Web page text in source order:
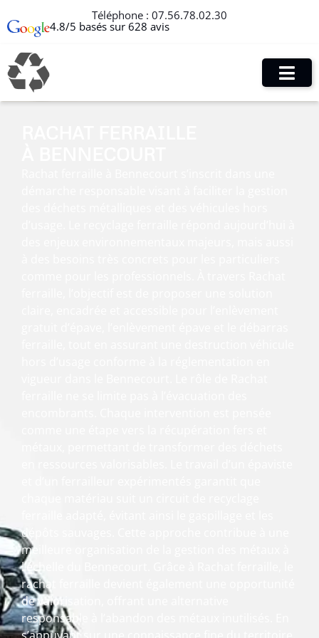
Téléphone : 07.56.78.02.30
4.8/5 basés sur 628 avis
dépôts sauvages. Cette approche contribue à une
meilleure organisation de la gestion des métaux à
l’échelle du Bennecourt. Grâce à Rachat ferraille, le
rachat ferraille devient également une opportunité
de valorisation, offrant une alternative
responsable à l’abandon des métaux inutilisés. En